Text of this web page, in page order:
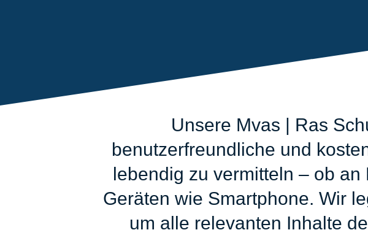
Unsere Mvas | Ras
benutzerfreundliche und
lebendig zu vermitteln – ob
Geräten wie Smartphone. Wir
um alle relevanten Inhalte